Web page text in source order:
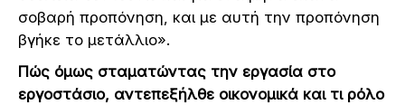
σοβαρή προπόνηση, και με αυτή την προπόνηση
βγήκε το μετάλλιο».
Πώς όμως σταματώντας την εργασία στο
εργοστάσιο, αντεπεξήλθε οικονομικά και τι ρόλο